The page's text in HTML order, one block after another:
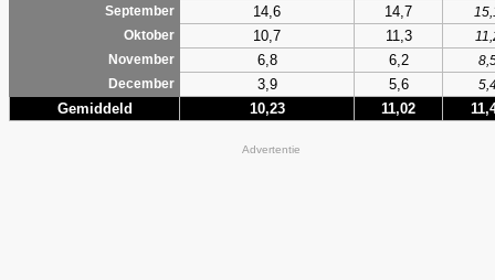
September
14,6 14,7
Oktober
10,7 11,3
November
6,8 6,2
December
3,9 5,6
Gemiddeld 10,23 11,02
Advertentie